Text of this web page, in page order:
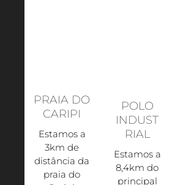
PRAIA DO
CARIPI
Estamos a
3km de
distância da
praia do
POLO
INDUST
RIAL
Estamos a
8,4km do
principal